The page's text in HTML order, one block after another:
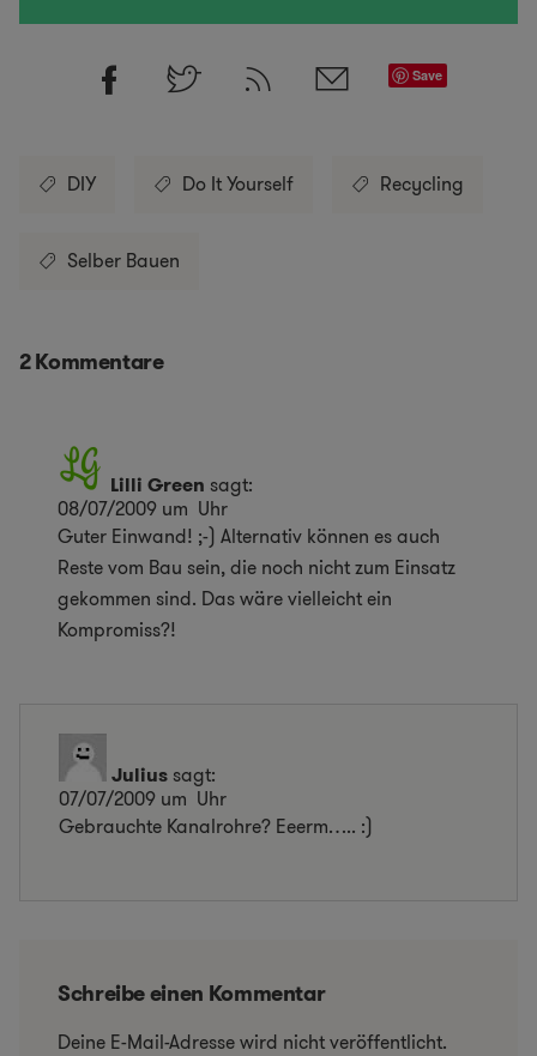
Save
DIY Do It Yourself Recycling
Selber Bauen
2 Kommentare
Lilli Green sagt:
08/07/2009 um Uhr
Guter Einwand! ;-) Alternativ können es auch
Reste vom Bau sein, die noch nicht zum Einsatz
gekommen sind. Das wäre vielleicht ein
Kompromiss?!
Juliussagt:
07/07/2009 um Uhr
Gebrauchte Kanalrohre? Eeerm….. :)
Schreibe einen Kommentar
Deine E-Mail-Adresse wird nicht veröffentlicht.